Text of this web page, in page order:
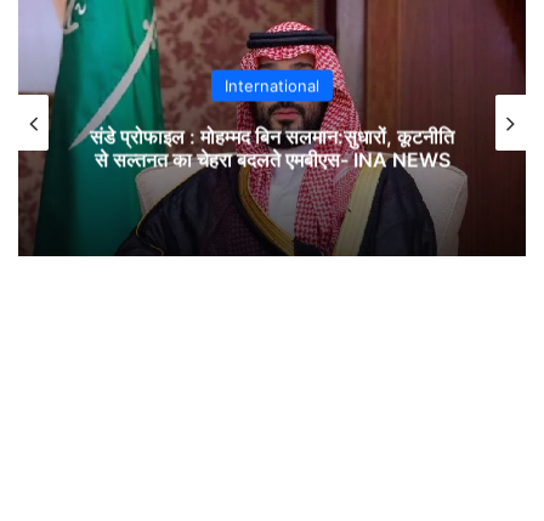
International
संडे प्रोफाइल : मोहम्मद बिन सलमान:सुधारों, कूटनीति
से सल्तनत का चेहरा बदलते एमबीएस- INA NEWS